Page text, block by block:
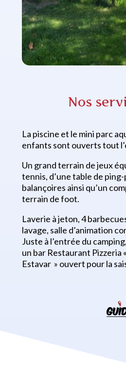
Nos
La piscine et le mini parc
enfants sont ouverts tout
Un grand terrain de jeux
tennis, d’une table de
balançoires ainsi qu’un
terrain de foot.
Laverie à jeton, 4
lavage, salle d’animation
Juste à l’entrée du
un bar Restaurant Pizzeria
Estavar » ouvert pour la